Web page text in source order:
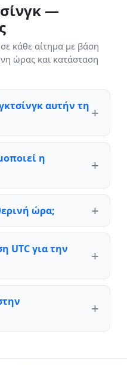
—
κάθε αίτημα με βάση
ώρας και κατάσταση
αυτήν τη
η
ώρα;
UTC για την